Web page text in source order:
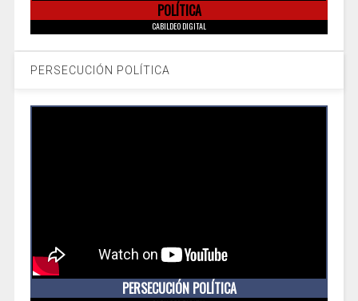
POLÍTICA
CABILDEO DIGITAL
PERSECUCIÓN POLÍTICA
PERSECUCIÓN POLÍTICA